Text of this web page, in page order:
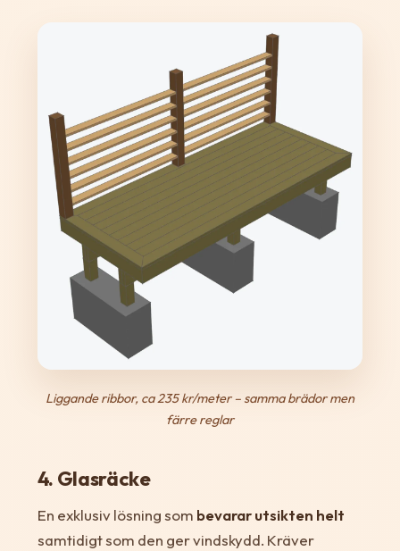
Liggande ribbor, ca 235 kr/meter – samma brädor men
färre reglar
4. Glasräcke
En exklusiv lösning som bevarar utsikten helt
samtidigt som den ger vindskydd. Kräver